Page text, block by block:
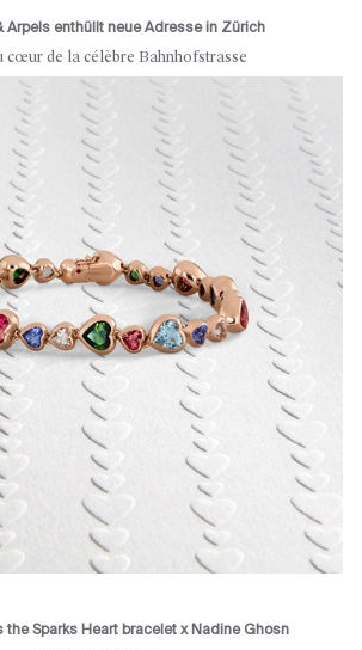
Arpels enthüllt neue Adresse in Zürich
cœur de la célèbre Bahnhofstrasse
the Sparks Heart bracelet x Nadine Ghosn